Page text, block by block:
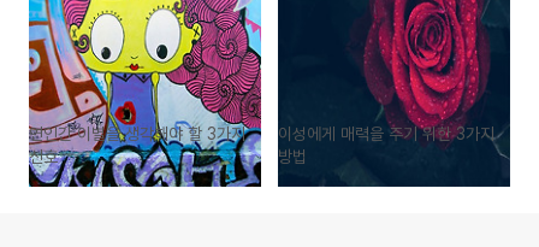
연인간 이별을 생각해야 할 3가지
신호
이성에게 매력을 주기 위한 3가지
방법